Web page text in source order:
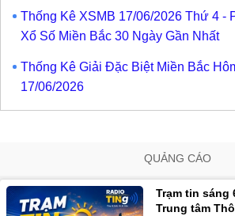
Thống Kê XSMB 17/06/2026 Thứ 4 -
Xổ Số Miền Bắc 30 Ngày Gần Nhất
Thống Kê Giải Đặc Biệt Miền Bắc
17/06/2026
QUẢNG CÁO